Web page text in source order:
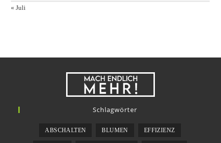
« Juli
Schlagwörter
ABSCHALTEN BLUMEN EFFIZIENZ